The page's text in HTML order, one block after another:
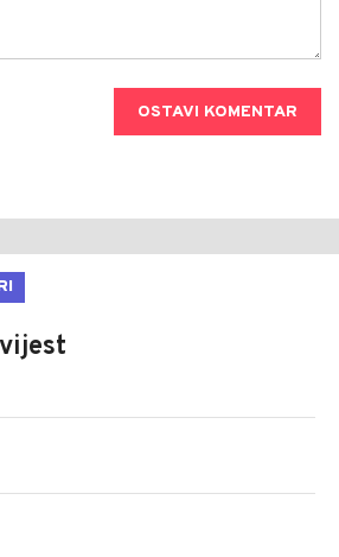
OSTAVI KOMENTAR